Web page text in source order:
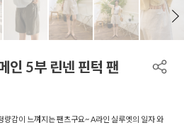
인 5부 린넨 핀턱 팬
량감이 느껴지는 팬츠구요~ A라인 실루엣의 일자 와